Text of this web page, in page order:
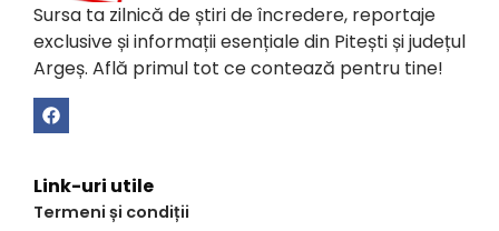
Sursa ta zilnică de știri de încredere, reportaje
exclusive și informații esențiale din Pitești și județul
Argeș. Află primul tot ce contează pentru tine!
Link-uri utile
Termeni și condiții